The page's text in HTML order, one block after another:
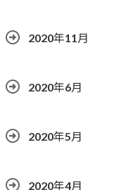
2020年11月
2020年6月
2020年5月
2020年4月